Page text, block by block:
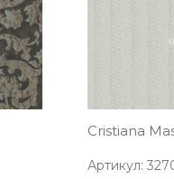
Cristiana
Артикул: